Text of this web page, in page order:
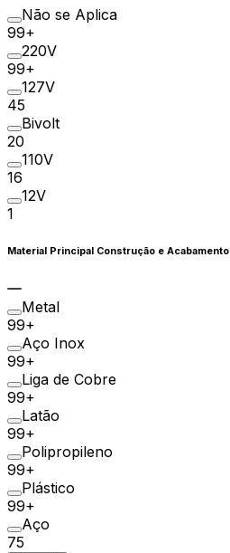
Não se Aplica
99+
220V
99+
127V
45
Bivolt
20
110V
16
12V
1
Material Principal Construção e Acabamento
Metal
99+
Aço Inox
99+
Liga de Cobre
99+
Latão
99+
Polipropileno
99+
Plástico
99+
Aço
75